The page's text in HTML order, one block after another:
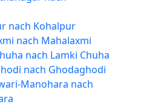
nach Kohalpur
nach Mahalaxmi
nach Lamki Chuha
nach Ghodaghodi
Manohara nach